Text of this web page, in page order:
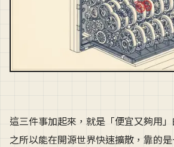
這三件事加起來，就是「便宜又夠用
之所以能在開源世界快速擴散，靠的